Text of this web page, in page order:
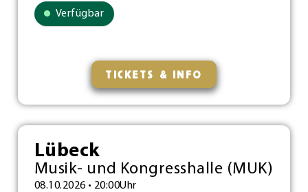
Verfügbar
TICKETS & INFO
Lübeck
Musik- und Kongresshalle (MUK)
08.10.2026 • 20:00Uhr